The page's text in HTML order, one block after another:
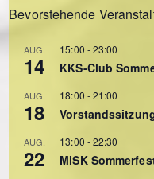
Bevorstehende
AUG.
14
15:00 -23:00
KKS-Club
AUG.
18
18:00 -21:00
AUG.
22
13:00 -22:30
MiSK